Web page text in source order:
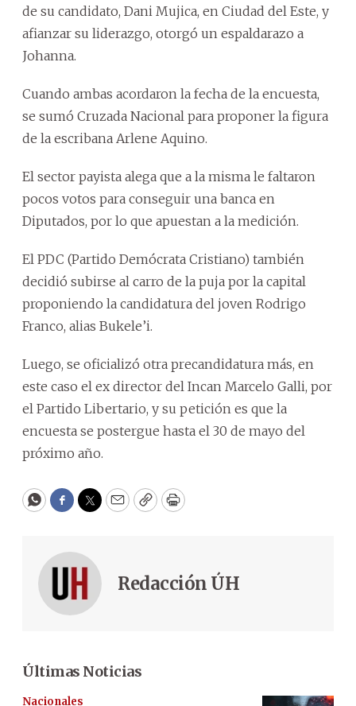
de su candidato, Dani Mujica, en Ciudad del Este, y
afianzar su liderazgo, otorgó un espaldarazo a
Johanna.
Cuando ambas acordaron la fecha de la encuesta,
se sumó Cruzada Nacional para proponer la figura
de la escribana Arlene Aquino.
El sector payista alega que a la misma le faltaron
pocos votos para conseguir una banca en
Diputados, por lo que apuestan a la medición.
El PDC (Partido Demócrata Cristiano) también
decidió subirse al carro de la puja por la capital
proponiendo la candidatura del joven Rodrigo
Franco, alias Bukele’i.
Luego, se oficializó otra precandidatura más, en
este caso el ex director del Incan Marcelo Galli, por
el Partido Libertario, y su petición es que la
encuesta se postergue hasta el 30 de mayo del
próximo año.
WhatsApp
Facebook
Twitter
EmailCopyPrint
Redacción ÚH
Últimas Noticias
Nacionales